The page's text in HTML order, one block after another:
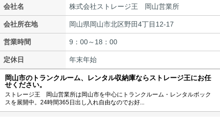
会社名 株式会社ストレージ王 岡山営業所
会社所在地 岡山県岡山市北区野田4丁目12-17
営業時間 9：00～18：00
定休日 年末年始
岡山市のトランクルーム、レンタル収納庫ならストレージ王にお任
せください。
ストレージ王 岡山営業所は岡山市を中心にトランクルーム・レンタルボック
スを展開中。24時間365日出し入れ自由なのでお好...